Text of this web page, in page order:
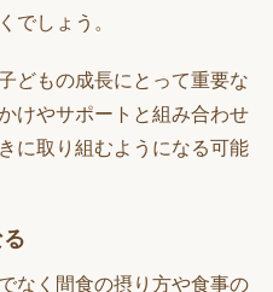
でしょう。
どもの成長にとって重要な
けやサポートと組み合わせ
に取り組むようになる可能
なく間食の摂り方や食事の